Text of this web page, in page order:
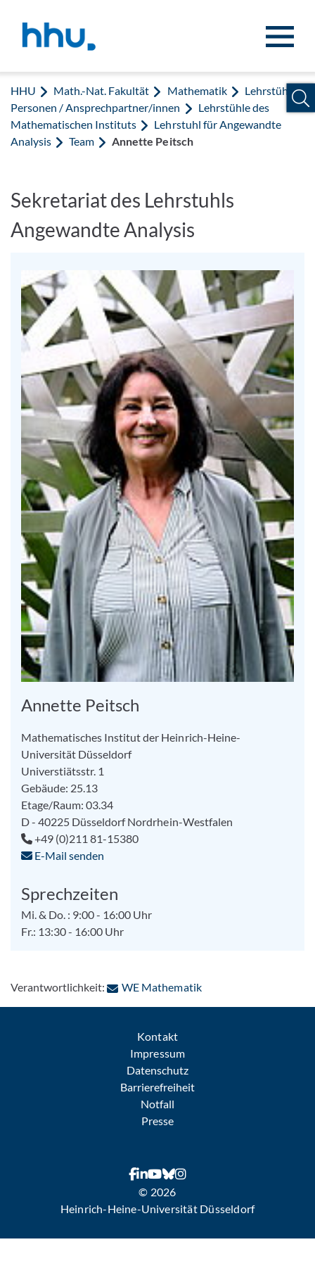
HHU Math.-Nat. Fakultät Mathematik
Lehrstühle /
Personen / Ansprechpartner/innen
Lehrstühle des
Mathematischen Instituts
Lehrstuhl für Angewandte
Analysis
Team Annette Peitsch
Sekretariat des Lehrstuhls
Angewandte Analysis
Annette Peitsch
Mathematisches Institut der Heinrich-Heine-
Universität Düsseldorf
Universtiätsstr. 1
Gebäude: 25.13
Etage/Raum: 03.34
D - 40225 DüsseldorfNordrhein-Westfalen
+49 (0)211 81-15380
E-Mail senden
Sprechzeiten
Mi. & Do. : 9:00 - 16:00 Uhr
Fr.: 13:30 - 16:00 Uhr
Verantwortlichkeit: WE Mathematik: Per E-Mail
Kontakt
Impressum
Datenschutz
Barrierefreiheit
Notfall
Presse
© 2026
Heinrich-Heine-Universität Düsseldorf